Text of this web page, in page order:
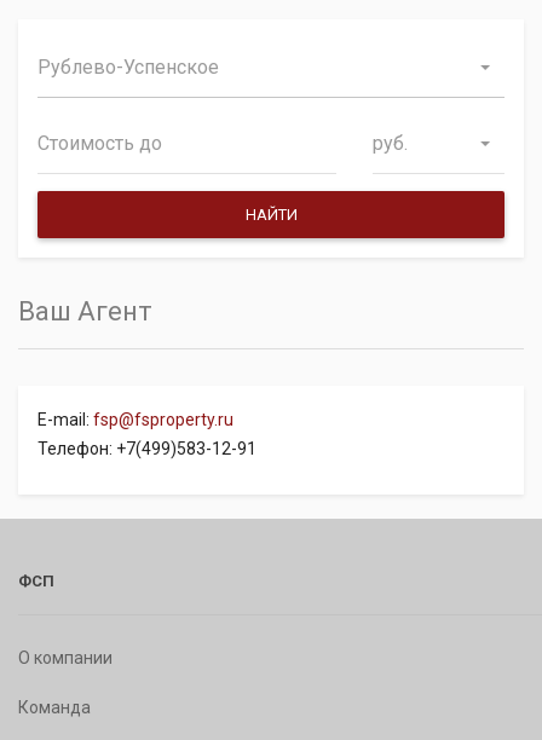
Рублево-Успенское
руб.
Ваш Агент
E-mail: fsp@fsproperty.ru
Телефон: +7(499)583-12-91
ФСП
О компании
Команда